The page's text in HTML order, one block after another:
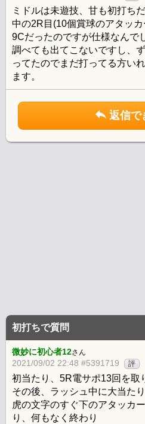
ミドルは未遊技、甘も初打ち
中の2R目(10個賞球のアタッ
9Cだったのですが仕様なんで
調べても出てこないですし、
ってたのでまだ打ってる方い
ます。
返信で
初打ちで質問
微妙に初心者12さん
2021/09/02 22:48 #5391719 評
初当たり、5R電サポ13回を取
その後、ラッシュ中に大当た
虎の文字のすぐ下のアタッカ
り、何もなく終わり